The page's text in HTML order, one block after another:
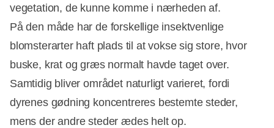
vegetation, de kunne komme i nærheden af.
På den måde har de forskellige insektvenlige
blomsterarter haft plads til at vokse sig store, hvor
buske, krat og græs normalt havde taget over.
Samtidig bliver området naturligt varieret, fordi
dyrenes gødning koncentreres bestemte steder,
mens der andre steder ædes helt op.